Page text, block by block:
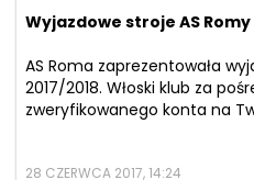
Wyjazdowe stroje AS
AS Roma zaprezentowała
2017/2018. Włoski klub za
zweryfikowanego konta na
28 CZERWCA 2017, 14:24